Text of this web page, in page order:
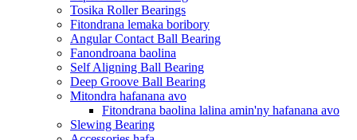
Tosika Roller Bearings
Fitondrana lemaka boribory
Angular Contact Ball Bearing
Fanondroana baolina
Self Aligning Ball Bearing
Deep Groove Ball Bearing
Mitondra hafanana avo
Fitondrana baolina lalina amin'ny hafanana avo
Slewing Bearing